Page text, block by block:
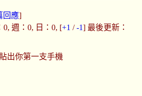
回應]
0, 週：0, 日：0, [+1 /-1] 最後更新：
貼出你第一支手機